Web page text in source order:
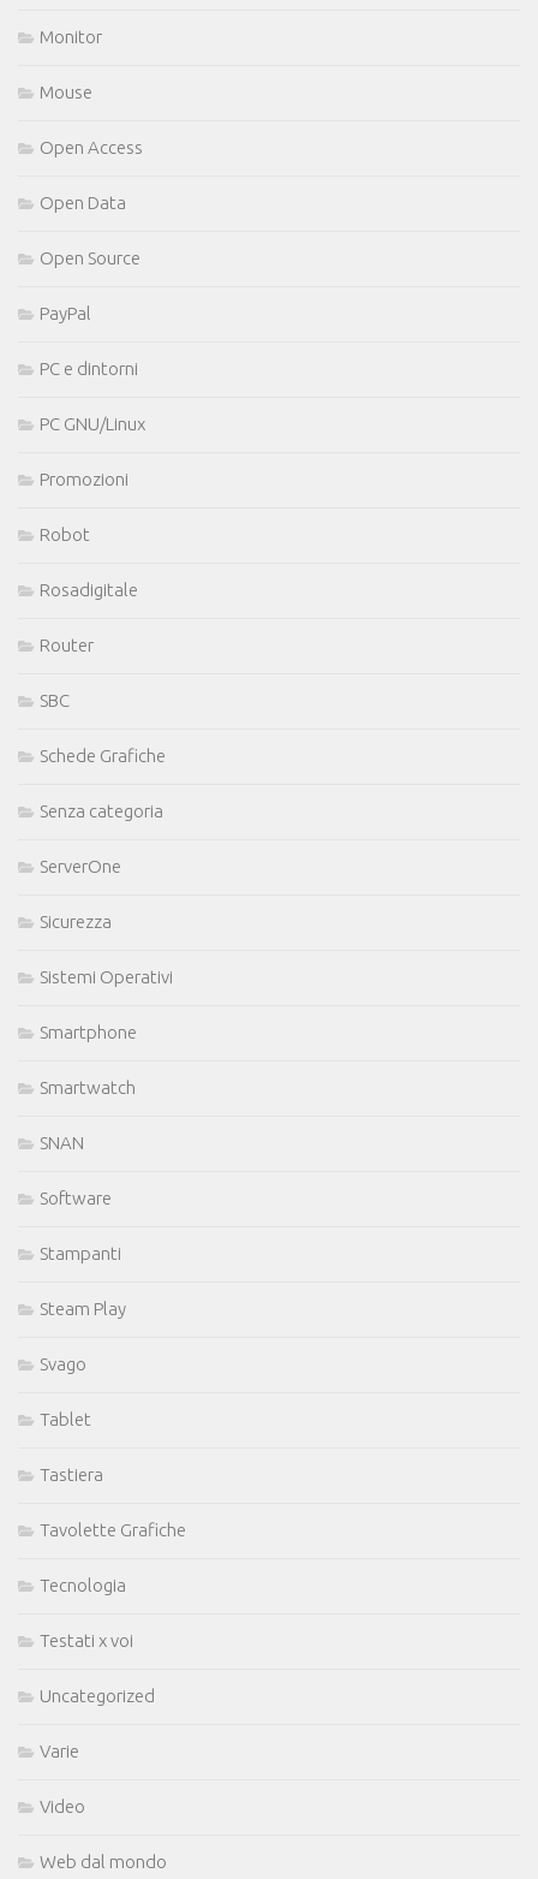
Monitor
Mouse
Open Access
Open Data
Open Source
PayPal
PC e dintorni
PC GNU/Linux
Promozioni
Robot
Rosadigitale
Router
SBC
Schede Grafiche
Senza categoria
ServerOne
Sicurezza
Sistemi Operativi
Smartphone
Smartwatch
SNAN
Software
Stampanti
Steam Play
Svago
Tablet
Tastiera
Tavolette Grafiche
Tecnologia
Testati x voi
Uncategorized
Varie
Video
Web dal mondo